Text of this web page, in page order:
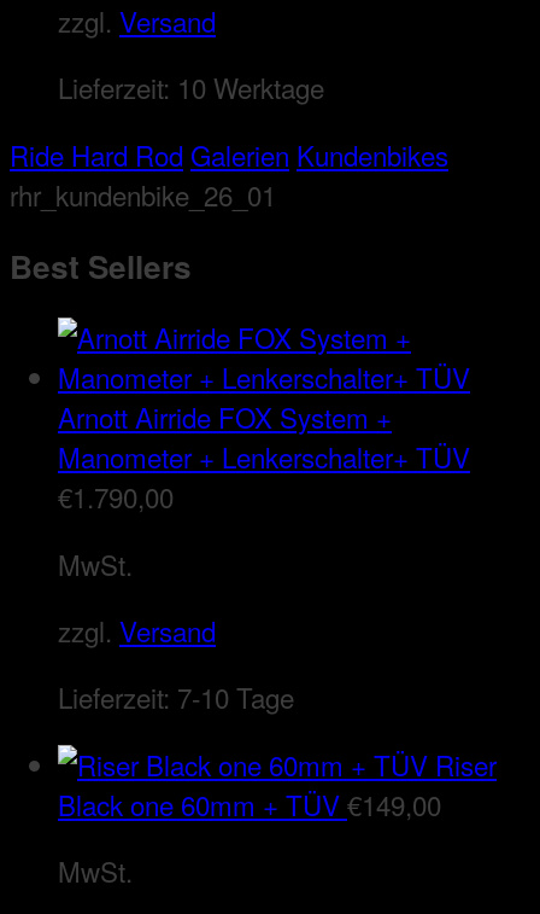
zzgl. Versand
Lieferzeit: 10 Werktage
Ride Hard Rod Galerien Kundenbikes
rhr_kundenbike_26_01
Best Sellers
Arnott Airride FOX System +
Manometer + Lenkerschalter+ TÜV
€1.790,00
MwSt.
zzgl. Versand
Lieferzeit: 7-10 Tage
Riser
Black one 60mm + TÜV€149,00
MwSt.